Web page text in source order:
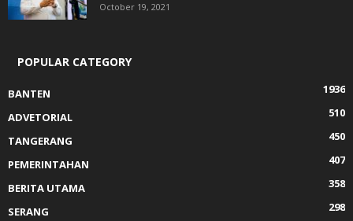
October 19, 2021
POPULAR CATEGORY
BANTEN
1936
ADVETORIAL
510
TANGERANG
450
PEMERINTAHAN
407
BERITA UTAMA
358
SERANG
298